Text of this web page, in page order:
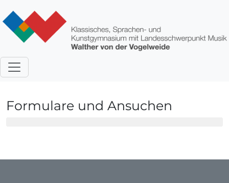
Formulare und Ansuchen